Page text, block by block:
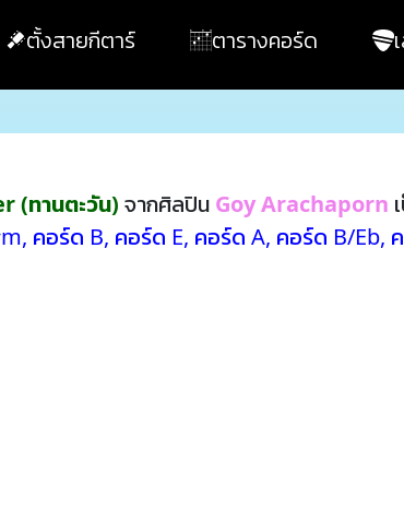
ตั้งสายกีตาร์ ตารางคอร์ด
(ทานตะวัน) จากศิลปิน Goy Arachaporn
, คอร์ด B, คอร์ด E, คอร์ด A, คอร์ด B/Eb,